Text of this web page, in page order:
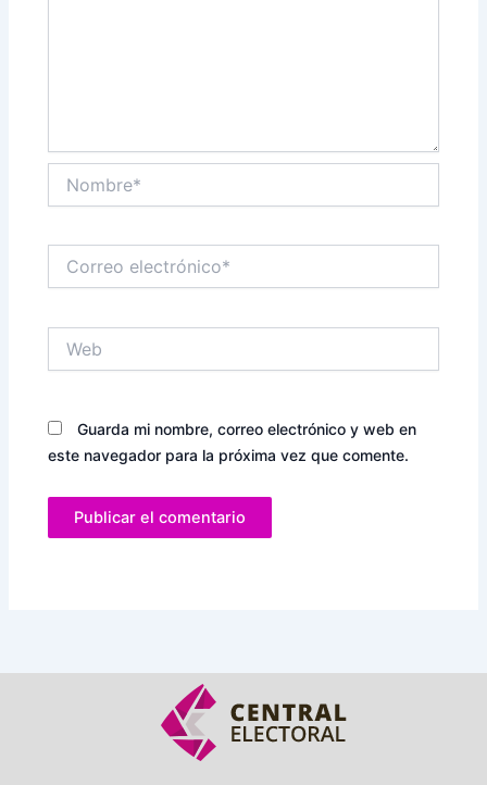
electrónico*
Guarda mi nombre, correo electrónico y web en
este navegador para la próxima vez que comente.